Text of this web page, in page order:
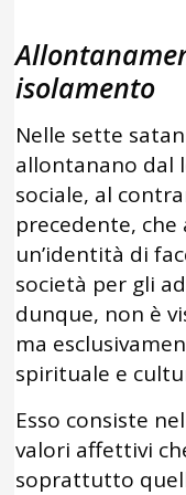
isolamento
Nelle sette
allontanano dal
sociale, al
precedente,
un’identità di
società per gli
dunque, non è
ma
spirituale e
Esso consiste
valori affettivi
soprattutto